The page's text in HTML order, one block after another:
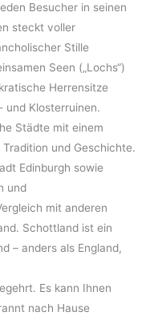
Besucher in seinen
steckt voller
Stille
Seen („Lochs“)
Herrensitze
und Klosterruinen.
Städte mit einem
und Geschichte.
Edinburgh sowie
und
mit anderen
Schottland ist ein
– anders als England,
Es kann Ihnen
nach Hause